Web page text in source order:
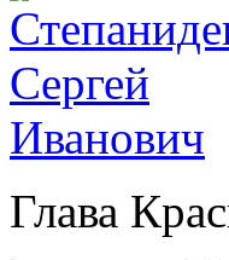
Глава